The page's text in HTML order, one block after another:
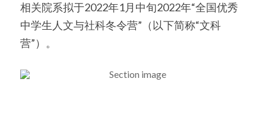
美国高中DC
Waterloo School
相关院系拟于2022年1月中旬2022年“全国优秀
中学生人文与社科冬令营”（以下简称“文科
营”）。